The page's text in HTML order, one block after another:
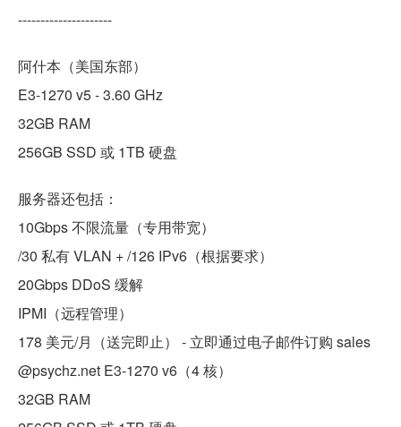
---------------------
阿什本（美国东部）
E3-1270 v5 - 3.60 GHz
32GB RAM
256GB SSD 或 1TB 硬盘
服务器还包括：
10Gbps 不限流量（专用带宽）
/30 私有 VLAN + /126 IPv6（根据要求）
20Gbps DDoS 缓解
IPMI（远程管理）
178 美元/月（送完即止） - 立即通过电子邮件订购 sales
@psychz.net E3-1270 v6（4 核）
32GB RAM